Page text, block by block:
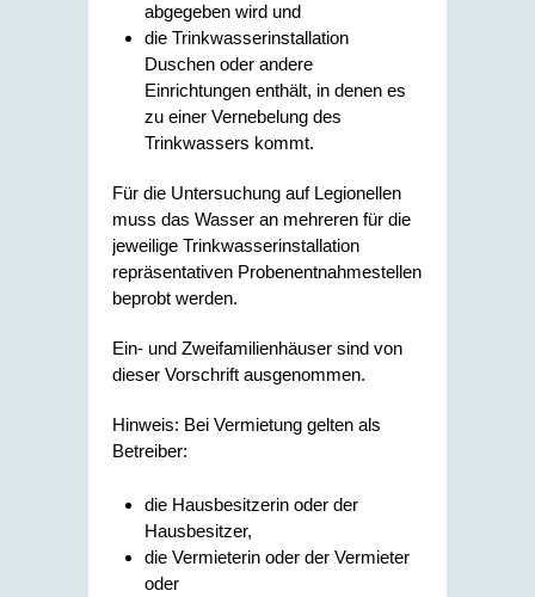
abgegeben wird und
die Trinkwasserinstallation
Duschen oder andere
Einrichtungen enthält, in denen es
zu einer Vernebelung des
Trinkwassers kommt.
Für die Untersuchung auf Legionellen
muss das Wasser an mehreren für die
jeweilige Trinkwasserinstallation
repräsentativen Probenentnahmestellen
beprobt werden.
Ein- und Zweifamilienhäuser sind von
dieser Vorschrift ausgenommen.
Hinweis: Bei Vermietung gelten als
Betreiber:
die Hausbesitzerin oder der
Hausbesitzer,
die Vermieterin oder der Vermieter
oder